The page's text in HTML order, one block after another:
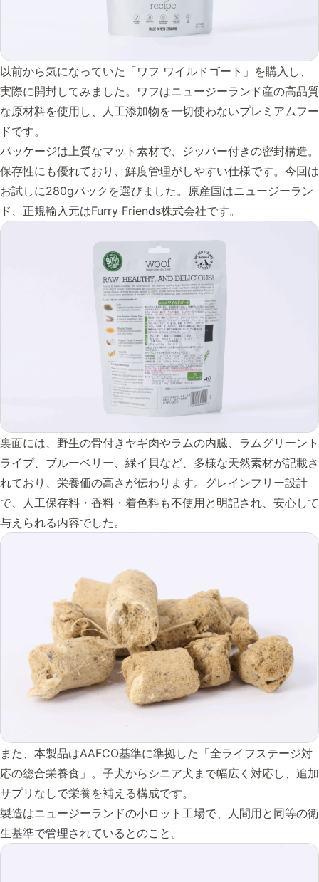
以前から気になっていた「ワフ ワイルドゴート」を購入し、
実際に開封してみました。ワフはニュージーランド産の高品質
な原材料を使用し、人工添加物を一切使わないプレミアムフー
ドです。
パッケージは上質なマット素材で、ジッパー付きの密封構造。
保存性にも優れており、鮮度管理がしやすい仕様です。今回は
お試しに280gパックを選びました。原産国はニュージーラン
ド、正規輸入元はFurry Friends株式会社です。
裏面には、野生の骨付きヤギ肉やラムの内臓、ラムグリーント
ライプ、ブルーベリー、緑イ貝など、多様な天然素材が記載さ
れており、栄養価の高さが伝わります。グレインフリー設計
で、人工保存料・香料・着色料も不使用と明記され、安心して
与えられる内容でした。
また、本製品はAAFCO基準に準拠した「全ライフステージ対
応の総合栄養食」。子犬からシニア犬まで幅広く対応し、追加
サプリなしで栄養を補える構成です。
製造はニュージーランドの小ロット工場で、人間用と同等の衛
生基準で管理されているとのこと。